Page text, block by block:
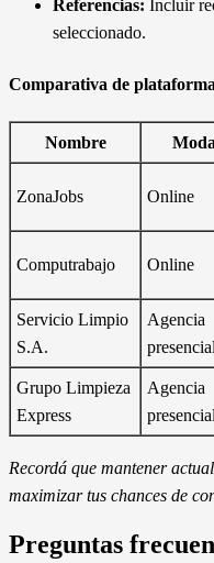
Referencias: Incluir
seleccionado.
Comparativa de
Nombre
ZonaJobs Online
Computrabajo Online
Servicio Limpio
S.A.
Agencia
Grupo Limpieza
Express
Agencia
presencial
Recordá que mantener
maximizar tus chances de
Preguntas